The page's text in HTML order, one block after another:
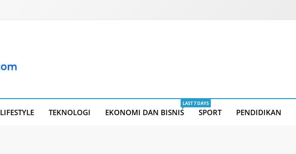
LIFESTYLE TEKNOLOGI EKONOMI DAN BISNIS
LAST 7 DAYS
SPORT PENDIDIKAN